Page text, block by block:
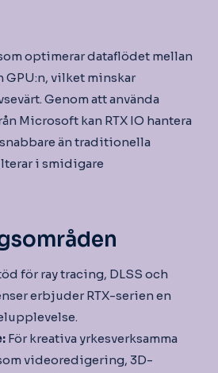
optimerar dataflödet mellan
vilket minskar
Genom att använda
Microsoft kan RTX IO hantera
än traditionella
i smidigare
för ray tracing, DLSS och
erbjuder RTX-serien en
För kreativa yrkesverksamma
videoredigering, 3D-